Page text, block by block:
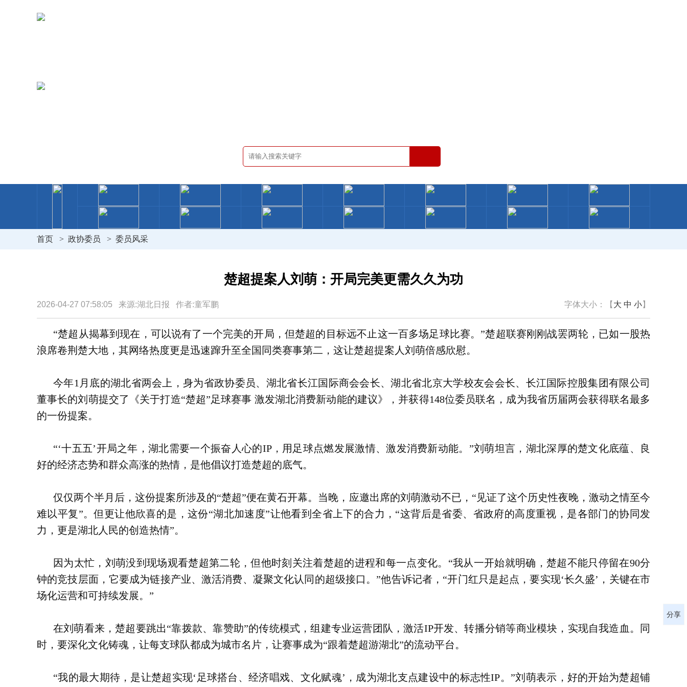
首页 > 政协委员 > 委员风采
楚超提案人刘萌：开局完美更需久久为功
2026-04-27 07:58:05 来源:湖北日报 作者:童军鹏 字体大小：【 大 中 小】
“楚超从揭幕到现在，可以说有了一个完美的开局，但楚超的目标远不止这一百多场足球比赛。”楚超联赛刚刚战罢两轮，已如一股热
浪席卷荆楚大地，其网络热度更是迅速蹿升至全国同类赛事第二，这让楚超提案人刘萌倍感欣慰。
今年1月底的湖北省两会上，身为省政协委员、湖北省长江国际商会会长、湖北省北京大学校友会会长、长江国际控股集团有限公司
董事长的刘萌提交了《关于打造“楚超”足球赛事 激发湖北消费新动能的建议》，并获得148位委员联名，成为我省历届两会获得联名最多
的一份提案。
“‘十五五’开局之年，湖北需要一个振奋人心的IP，用足球点燃发展激情、激发消费新动能。”刘萌坦言，湖北深厚的楚文化底蕴、良
好的经济态势和群众高涨的热情，是他倡议打造楚超的底气。
仅仅两个半月后，这份提案所涉及的“楚超”便在黄石开幕。当晚，应邀出席的刘萌激动不已，“见证了这个历史性夜晚，激动之情至今
难以平复”。但更让他欣喜的是，这份“湖北加速度”让他看到全省上下的合力，“这背后是省委、省政府的高度重视，是各部门的协同发
力，更是湖北人民的创造热情”。
因为太忙，刘萌没到现场观看楚超第二轮，但他时刻关注着楚超的进程和每一点变化。“我从一开始就明确，楚超不能只停留在90分
钟的竞技层面，它要成为链接产业、激活消费、凝聚文化认同的超级接口。”他告诉记者，“开门红只是起点，要实现‘长久盛’，关键在市
场化运营和可持续发展。”
在刘萌看来，楚超要跳出“靠拨款、靠赞助”的传统模式，组建专业运营团队，激活IP开发、转播分销等商业模块，实现自我造血。同
时，要深化文化铸魂，让每支球队都成为城市名片，让赛事成为“跟着楚超游湖北”的流动平台。
“我的最大期待，是让楚超实现‘足球搭台、经济唱戏、文化赋魂’，成为湖北支点建设中的标志性IP。”刘萌表示，好的开始为楚超铺
分享